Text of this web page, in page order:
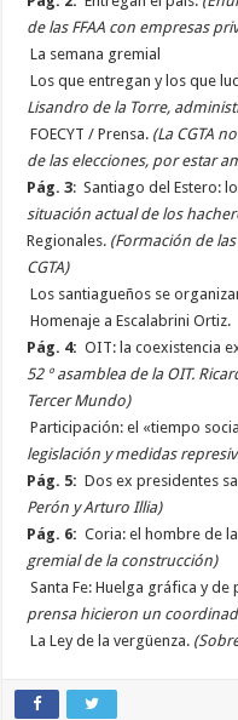
de las FFAA con empresas
La semana gremial
Los que entregan y los que
Lisandro de la Torre,
FOECYT / Prensa. (La CGTA
de las elecciones, por estar
Pág. 3: Santiago del Estero:
situación actual de los
Regionales. (Formación de
CGTA)
Los santiagueños se
Homenaje a Escalabrini Ortiz.
Pág. 4: OIT: la coexistencia
52 º asamblea de la OIT.
Tercer Mundo)
Participación: el «tiempo
legislación y medidas
Pág. 5: Dos ex presidentes
Perón y Arturo Illia)
Pág. 6: Coria: el hombre de
gremial de la construcción)
Santa Fe: Huelga gráfica y de
prensa hicieron un
La Ley de la vergüenza.